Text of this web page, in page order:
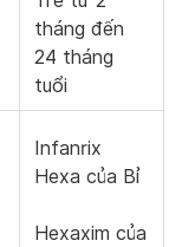
tháng đến
24 tháng
tuổi
Infanrix
Hexa của Bỉ
Hexaxim của